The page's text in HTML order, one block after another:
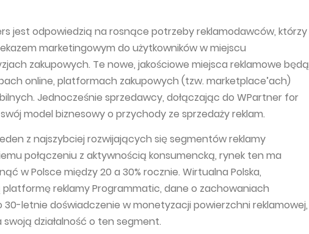
jest odpowiedzią na rosnące potrzeby reklamodawców, którzy
marketingowym do użytkowników w miejscu
zakupowych. Te nowe, jakościowe miejsca reklamowe będą
online, platformach zakupowych (tzw. marketplace’ach)
Jednocześnie sprzedawcy, dołączając do WPartner for
model biznesowy o przychody ze sprzedaży reklam.
z najszybciej rozwijających się segmentów reklamy
połączeniu z aktywnością konsumencką, rynek ten ma
w Polsce między 20 a 30% rocznie. Wirtualna Polska,
platformę reklamy Programmatic, dane o zachowaniach
30-letnie doświadczenie w monetyzacji powierzchni reklamowej,
działalność o ten segment.